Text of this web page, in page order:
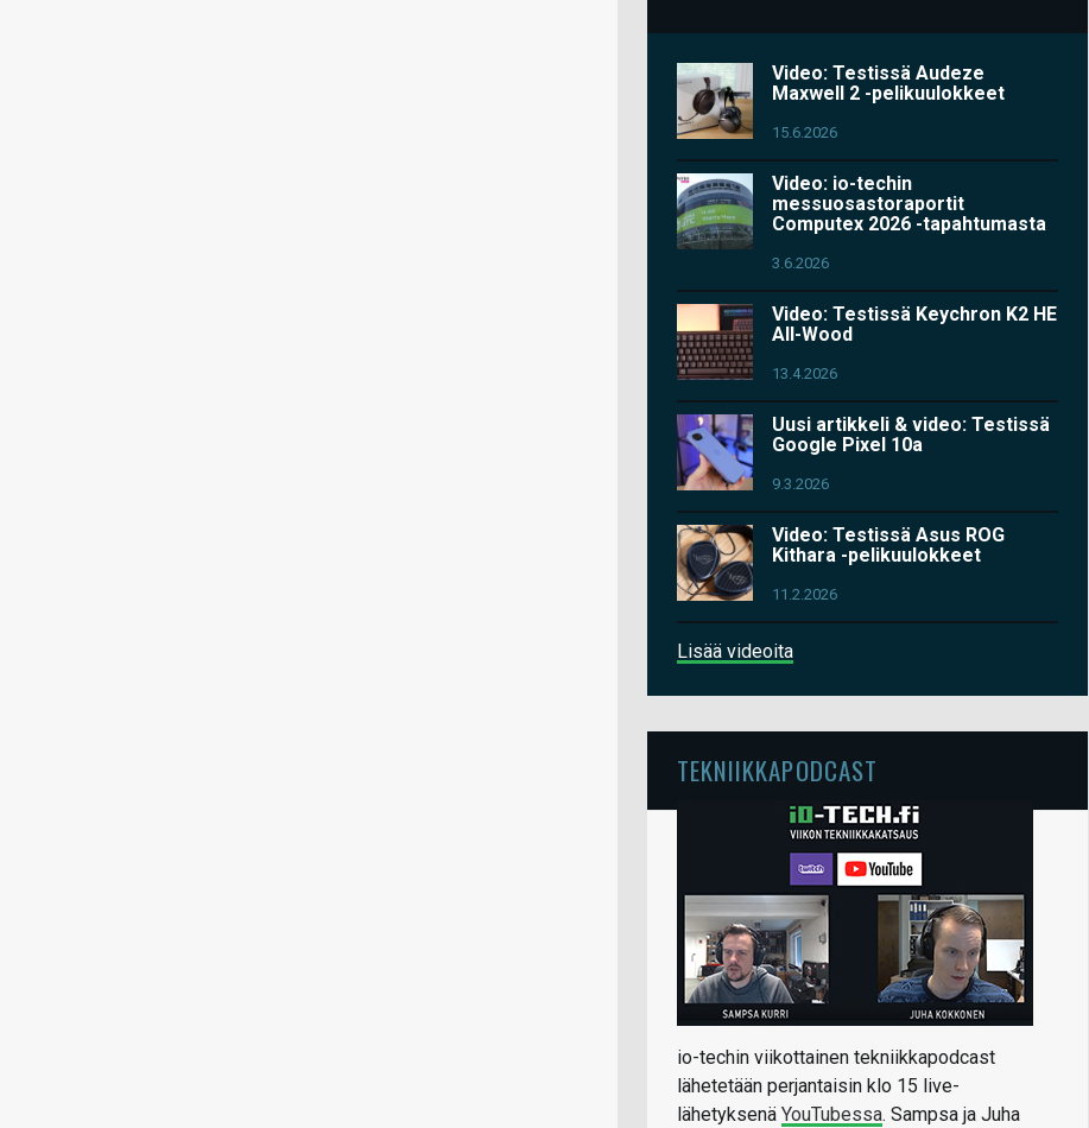
Video: Testissä Audeze
Maxwell 2 -pelikuulokkeet
15.6.2026
Video: io-techin
messuosastoraportit
Computex 2026 -tapahtumasta
3.6.2026
Video: Testissä Keychron K2 HE
All-Wood
13.4.2026
Uusi artikkeli & video: Testissä
Google Pixel 10a
9.3.2026
Video: Testissä Asus ROG
Kithara -pelikuulokkeet
11.2.2026
Lisää videoita
TEKNIIKKAPODCAST
io-techin viikottainen tekniikkapodcast
lähetetään perjantaisin klo 15 live-
lähetyksenä YouTubessa. Sampsa ja Juha